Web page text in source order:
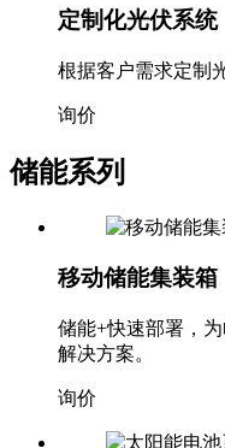
定制化光伏系统
根据客户需求定制
询价
储能系列
移动储能集装箱
储能+快速部署，
解决方案。
询价